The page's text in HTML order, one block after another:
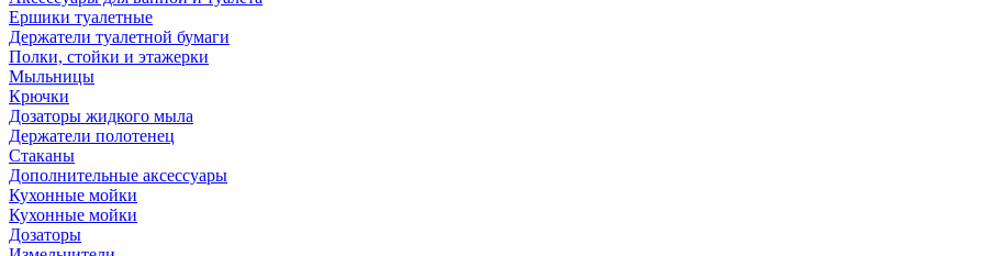
Ершики туалетные
Держатели туалетной бумаги
Полки, стойки и этажерки
Мыльницы
Крючки
Дозаторы жидкого мыла
Держатели полотенец
Стаканы
Дополнительные аксессуары
Кухонные мойки
Кухонные мойки
Дозаторы